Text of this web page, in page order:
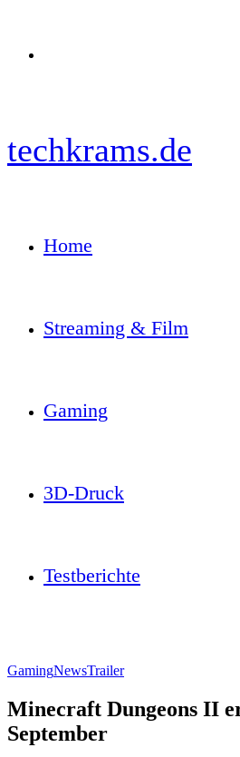
techkrams.de
Home
Streaming & Film
Gaming
3D-Druck
Testberichte
GamingNewsTrailer
Minecraft Dungeons II
September